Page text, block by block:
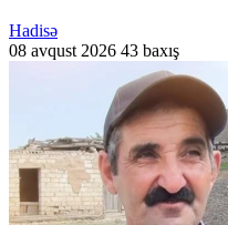
Hadisə
08 avqust 2026 43 baxış